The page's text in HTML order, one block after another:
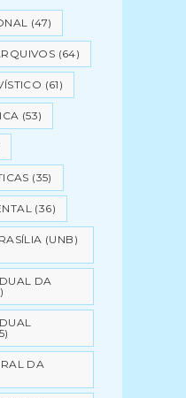
(47)
(64)
(61)
(53)
(35)
(36)
(UNB)
DA
DA